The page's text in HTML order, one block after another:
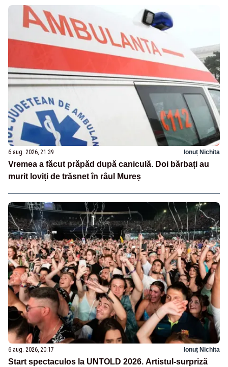
6 aug. 2026, 21:39 Ionuț Nichita
Vremea a făcut prăpăd după caniculă. Doi bărbați au
murit loviți de trăsnet în râul Mureș
6 aug. 2026, 20:17 Ionuț Nichita
Start spectaculos la UNTOLD 2026. Artistul-surpriză